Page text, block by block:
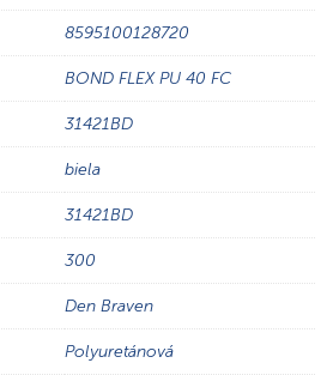
8595100128720
BOND FLEX PU 40 FC
31421BD
biela
31421BD
300
Den Braven
Polyuretánová